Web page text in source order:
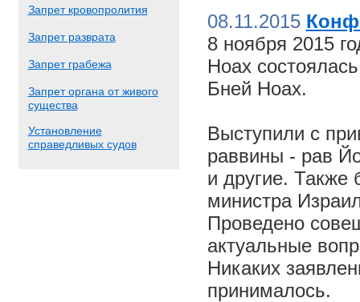
Запрет кровопролития
Запрет разврата
Запрет грабежа
Запрет органа от живого
существа
Установление
справедливых судов
08.11.2015
8 ноября 2015
Ноах
Бней Ноах.
Выступили с
раввины - рав
и другие. Также
министра
Проведено
актуальные
Никаких
принималось.